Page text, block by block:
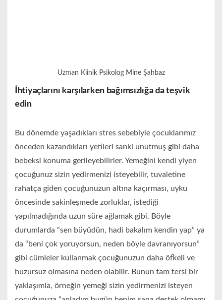
Uzman Klinik Psikolog Mine Şahbaz
İhtiyaçlarını karşılarken bağımsızlığa da teşvik
edin
Bu dönemde yaşadıkları stres sebebiyle çocuklarımız
önceden kazandıkları yetileri sanki unutmuş gibi daha
bebeksi konuma gerileyebilirler. Yemeğini kendi yiyen
çocuğunuz sizin yedirmenizi isteyebilir, tuvaletine
rahatça giden çocuğunuzun altına kaçırması, uyku
öncesinde sakinleşmede zorluklar, istediği
yapılmadığında uzun süre ağlamak gibi. Böyle
durumlarda “sen büyüdün, hadi bakalım kendin yap” ya
da “beni çok yoruyorsun, neden böyle davranıyorsun”
gibi cümleler kullanmak çocuğunuzun daha öfkeli ve
huzursuz olmasına neden olabilir. Bunun tam tersi bir
yaklaşımla, örneğin yemeği sizin yedirmenizi isteyen